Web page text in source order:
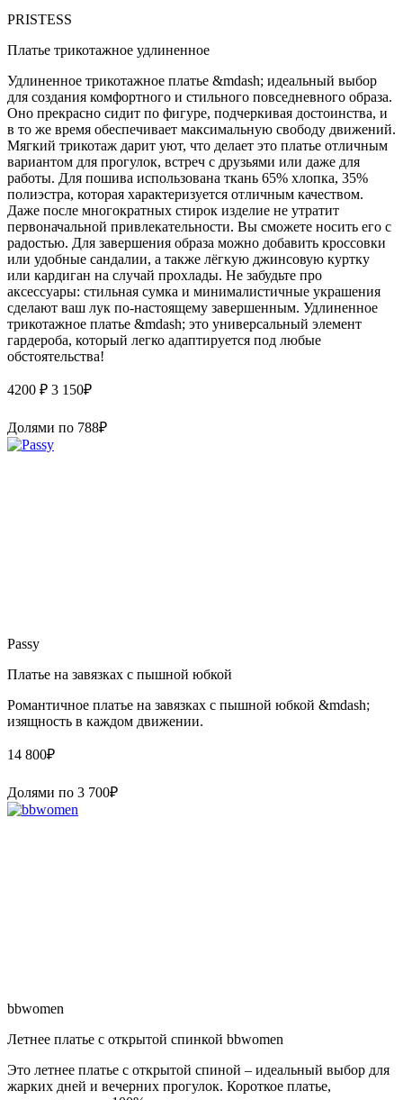
PRISTESS
Платье трикотажное удлиненное
Удлиненное трикотажное платье &mdash; идеальный выбор
для создания комфортного и стильного повседневного образа.
Оно прекрасно сидит по фигуре, подчеркивая достоинства, и
в то же время обеспечивает максимальную свободу движений.
Мягкий трикотаж дарит уют, что делает это платье отличным
вариантом для прогулок, встреч с друзьями или даже для
работы. Для пошива использована ткань 65% хлопка, 35%
полиэстра, которая характеризуется отличным качеством.
Даже после многократных стирок изделие не утратит
первоначальной привлекательности. Вы сможете носить его с
радостью. Для завершения образа можно добавить кроссовки
или удобные сандалии, а также лёгкую джинсовую куртку
или кардиган на случай прохлады. Не забудьте про
аксессуары: стильная сумка и минималистичные украшения
сделают ваш лук по-настоящему завершенным. Удлиненное
трикотажное платье &mdash; это универсальный элемент
гардероба, который легко адаптируется под любые
обстоятельства!
4200 ₽ 3 150₽
Долями по 788₽
Passy
Платье на завязках с пышной юбкой
Романтичное платье на завязках с пышной юбкой &mdash;
изящность в каждом движении.
14 800₽
Долями по 3 700₽
bbwomen
Летнее платье с открытой спинкой bbwomen
Это летнее платье с открытой спиной – идеальный выбор для
жарких дней и вечерних прогулок. Короткое платье,